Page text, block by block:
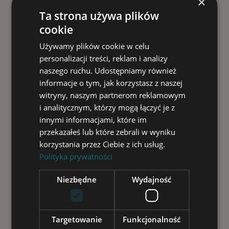
c
i
s
i
a
o
l
e
s
e
Ta strona używa plików
cookie
Używamy plików cookie w celu
personalizacji treści, reklam i analizy
naszego ruchu. Udostępniamy również
informacje o tym, jak korzystasz z naszej
witryny, naszym partnerom reklamowym
i analitycznym, którzy mogą łączyć je z
innymi informacjami, które im
przekazałeś lub które zebrali w wyniku
korzystania przez Ciebie z ich usług.
Polityka prywatności
Niezbędne Wydajność
Targetowanie Funkcjonalność